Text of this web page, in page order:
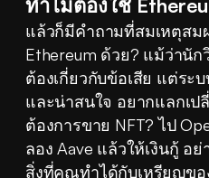
ทำไมต้องใช้
แล้วก็มีคำถามที่สมเหตุสม
Ethereum ด้วย? แม้ว่านั
ต้องเกี่ยวกับข้อเสีย แต่ระ
และน่าสนใจ อยากแลกเป
ต้องการขาย NFT? ไป
ลอง Aave แล้วให้เงินกู้ อ
สิ่งที่คุณทำได้กับเหรียญข